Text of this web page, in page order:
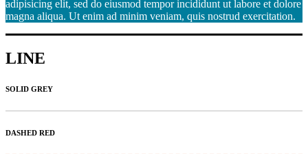
adipisicing elit, sed do eiusmod tempor incididunt ut labore et dolore
magna aliqua. Ut enim ad minim veniam, quis nostrud exercitation.
LINE
SOLID GREY
DASHED RED